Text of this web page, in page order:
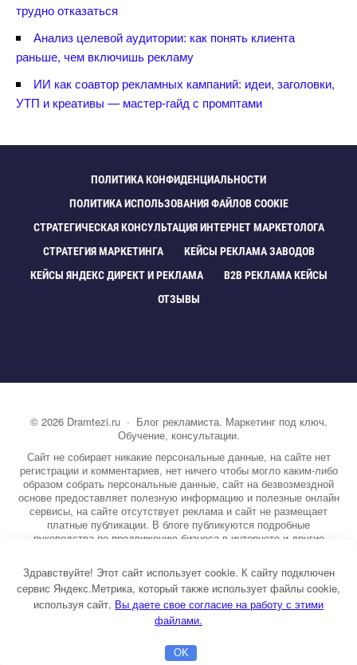
трудно отказаться
Анализ целевой аудитории: как понять клиента
раньше, чем включишь рекламу
ИИ как соавтор рекламных кампаний: идеи, заголовки,
УТП и креативы — мастер-гайд с промптами
ПОЛИТИКА КОНФИДЕНЦИАЛЬНОСТИ
ПОЛИТИКА ИСПОЛЬЗОВАНИЯ ФАЙЛОВ COOKIE
СТРАТЕГИЧЕСКАЯ КОНСУЛЬТАЦИЯ ИНТЕРНЕТ МАРКЕТОЛОГА
СТРАТЕГИЯ МАРКЕТИНГА
КЕЙСЫ РЕКЛАМА ЗАВОДО
КЕЙСЫ ЯНДЕКС ДИРЕКТ И РЕКЛАМА
B2B РЕКЛАМА КЕЙСЫ
ОТЗЫВЫ
© 2026 Dramtezi.ru· Блог рекламиста. Маркетинг под ключ.
Обучение, консультации.
Сайт не собирает никакие персональные данные, на сайте нет
регистрации и комментариев, нет ничего чтобы могло каким-либо
образом собрать персональные данные, сайт на безвозмездной
основе предоставляет полезную информацию и полезные онлайн
сервисы, на сайте отсутствует реклама и сайт не размещает
платные публикации. В блоге публикуются подробные
руководства по продвижению бизнеса в интернете и другие
информацию о маркетинге, рекламе, копирайтинге и другие темы.
На сайте опубликовано более 3000 статей.
Тема от GoodwinPress.ru
Здравствуйте! Этот сайт использует cookie. К сайту подключен
сервис Яндекс.Метрика, который также использует файлы cookie,
используя сайт, ы даете свое согласие на работу с этими
файлами.
OK